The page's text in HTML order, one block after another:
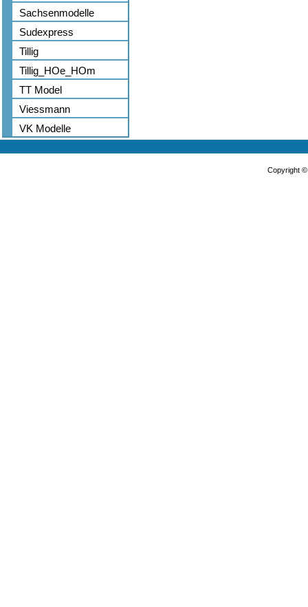
Sachsenmodelle
Sudexpress
Tillig
Tillig_HOe_HOm
TT Model
Viessmann
VK Modelle
Copyright